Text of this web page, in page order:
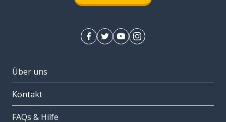
Über uns
Kontakt
FAQs & Hilfe